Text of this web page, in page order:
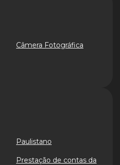
Câmera Fotográfica
Paulistano
Prestação de contas da